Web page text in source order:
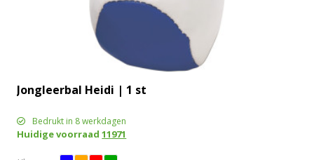
Jongleerbal Heidi | 1 st
Bedrukt in 8 werkdagen
Huidige voorraad11971